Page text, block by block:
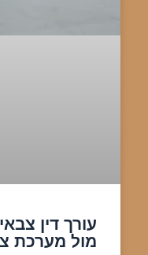
עורך דין
מול מערכת